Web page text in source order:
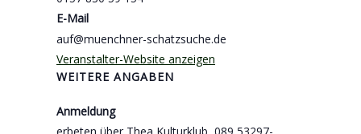
E-Mail
auf@muenchner-schatzsuche.de
Veranstalter-Website anzeigen
WEITERE ANGABEN
Anmeldung